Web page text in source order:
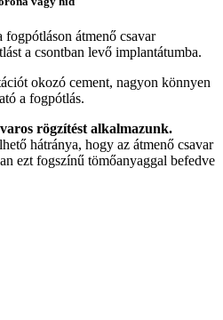
fogpótláson átmenő csavar
a csontban levő implantátumba.
okozó cement, nagyon könnyen
a fogpótlás.
rögzítést alkalmazunk.
hátránya, hogy az átmenő csavar
ezt fogszínű tömőanyaggal befedve